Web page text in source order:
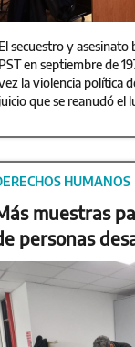
El secuestro y
PST en septiembre de
la violencia política
que se reanudó el
HUMANOS
muestras
personas